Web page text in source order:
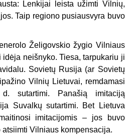
Lenkijai leista užimti Vilnių,
Taip regiono pusiausvyra buvo
Želigovskio žygio Vilniaus
neišnyko. Tiesa, tarpukariu ji
Sovietų Rusija (ar Sovietų
Vilnių Lietuvai, remdamasi
sutartimi. Panašią imitaciją
Suvalkų sutartimi. Bet Lietuva
imitacijomis – jos buvo
Vilniaus kompensacija.